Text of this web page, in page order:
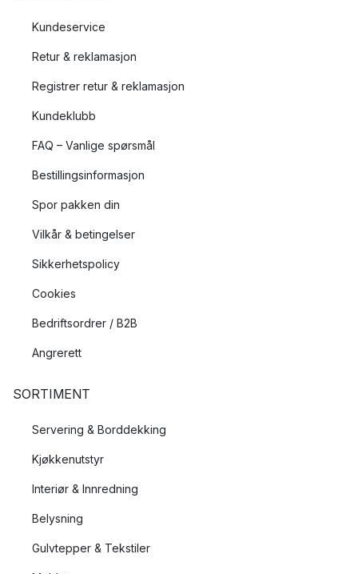
Kundeservice
Retur & reklamasjon
Registrer retur & reklamasjon
Kundeklubb
FAQ – Vanlige spørsmål
Bestillingsinformasjon
Spor pakken din
Vilkår & betingelser
Sikkerhetspolicy
Cookies
Bedriftsordrer / B2B
Angrerett
SORTIMENT
Servering & Borddekking
Kjøkkenutstyr
Interiør & Innredning
Belysning
Gulvtepper & Tekstiler